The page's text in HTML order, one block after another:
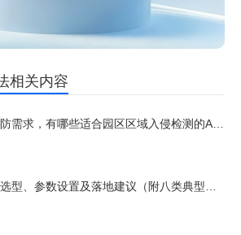
相关内容
需求，有哪些适合园区区域入侵检测的AI
型、参数设置及落地建议（附八类典型应